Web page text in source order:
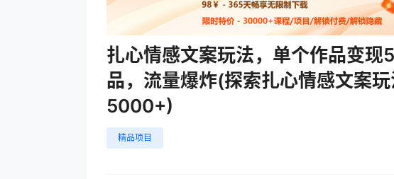
扎心情感文案玩法，单个作品变
品，流量爆炸(探索扎心情感文案
5000+)
精品项目